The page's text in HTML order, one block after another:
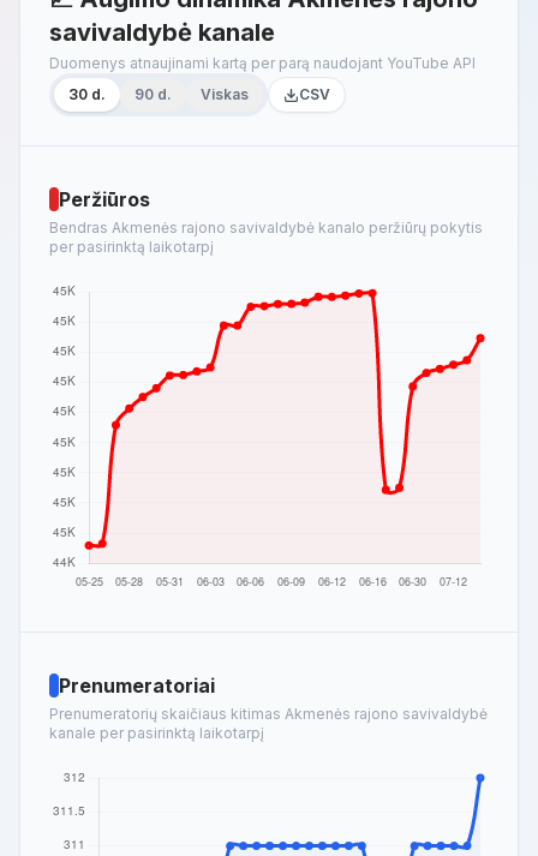
savivaldybė kanale
Duomenys atnaujinami kartą per parą naudojant YouTube API
30 d.
90 d. Viskas CSV
Peržiūros
Bendras Akmenės rajono savivaldybė kanalo peržiūrų pokytis
per pasirinktą laikotarpį
Prenumeratoriai
Prenumeratorių skaičiaus kitimas Akmenės rajono savivaldybė
kanale per pasirinktą laikotarpį